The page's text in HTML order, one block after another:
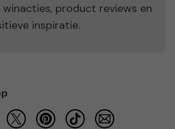
winacties, product reviews en
inspiratie.